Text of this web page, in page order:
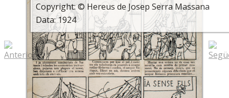
Copyright: © Hereus de Josep Serra Massana
Data: 1924